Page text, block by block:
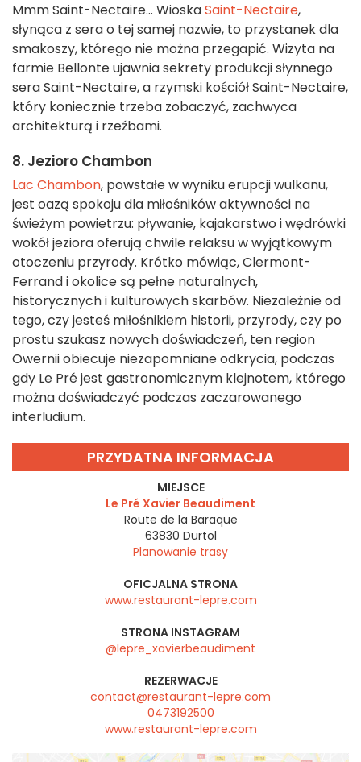
Mmm Saint-Nectaire... WioskaSaint-Nectaire,
słynąca z sera o tej samej nazwie, to przystanek dla
smakoszy, którego nie można przegapić. Wizyta na
farmie Bellonte ujawnia sekrety produkcji słynnego
sera Saint-Nectaire, a rzymski kościół Saint-Nectaire,
który koniecznie trzeba zobaczyć, zachwyca
architekturą i rzeźbami.
8. Jezioro Chambon
Lac Chambon, powstałe w wyniku erupcji wulkanu,
jest oazą spokoju dla miłośników aktywności na
świeżym powietrzu: pływanie, kajakarstwo i wędrówki
wokół jeziora oferują chwile relaksu w wyjątkowym
otoczeniu przyrody. Krótko mówiąc, Clermont-
Ferrand i okolice są pełne naturalnych,
historycznych i kulturowych skarbów. Niezależnie od
tego, czy jesteś miłośnikiem historii, przyrody, czy po
prostu szukasz nowych doświadczeń, ten region
Owernii obiecuje niezapomniane odkrycia, podczas
gdy Le Pré jest gastronomicznym klejnotem, którego
można doświadczyć podczas zaczarowanego
interludium.
PRZYDATNA INFORMACJA
MIEJSCE
Le Pré Xavier Beaudiment
Route de la Baraque
63830 Durtol
Planowanie trasy
OFICJALNA STRONA
www.restaurant-lepre.com
STRONA INSTAGRAM
@lepre_xavierbeaudiment
REZERWACJE
contact@restaurant-lepre.com
0473192500
www.restaurant-lepre.com